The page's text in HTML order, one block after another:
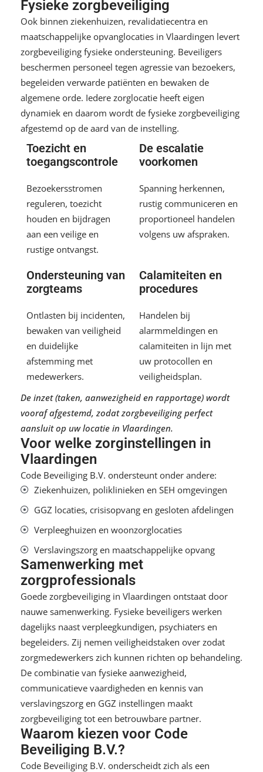
Fysieke zorgbeveiliging
Ook binnen ziekenhuizen, revalidatiecentra en
maatschappelijke opvanglocaties in Vlaardingen levert
zorgbeveiliging fysieke ondersteuning. Beveiligers
beschermen personeel tegen agressie van bezoekers,
begeleiden verwarde patiënten en bewaken de
algemene orde. Iedere zorglocatie heeft eigen
dynamiek en daarom wordt de fysieke zorgbeveiliging
afgestemd op de aard van de instelling.
Toezicht en
toegangscontrole
Bezoekersstromen
reguleren, toezicht
houden en bijdragen
aan een veilige en
rustige ontvangst.
De escalatie
voorkomen
Spanning herkennen,
rustig communiceren en
proportioneel handelen
volgens uw afspraken.
Ondersteuning van
zorgteams
Ontlasten bij incidenten,
bewaken van veiligheid
en duidelijke
afstemming met
medewerkers.
Calamiteiten en
procedures
Handelen bij
alarmmeldingen en
calamiteiten in lijn met
uw protocollen en
veiligheidsplan.
De inzet (taken, aanwezigheid en rapportage) wordt
vooraf afgestemd, zodat zorgbeveiliging perfect
aansluit op uw locatie in Vlaardingen.
Voor welke zorginstellingen in
Vlaardingen
Code Beveiliging B.V. ondersteunt onder andere:
Ziekenhuizen, poliklinieken en SEH omgevingen
GGZ locaties, crisisopvang en gesloten afdelingen
Verpleeghuizen en woonzorglocaties
Verslavingszorg en maatschappelijke opvang
Samenwerking met
zorgprofessionals
Goede zorgbeveiliging in Vlaardingen ontstaat door
nauwe samenwerking. Fysieke beveiligers werken
dagelijks naast verpleegkundigen, psychiaters en
begeleiders. Zij nemen veiligheidstaken over zodat
zorgmedewerkers zich kunnen richten op behandeling.
De combinatie van fysieke aanwezigheid,
communicatieve vaardigheden en kennis van
verslavingszorg en GGZ instellingen maakt
zorgbeveiliging tot een betrouwbare partner.
Waarom kiezen voor Code
Beveiliging B.V.?
Code Beveiliging B.V. onderscheidt zich als een